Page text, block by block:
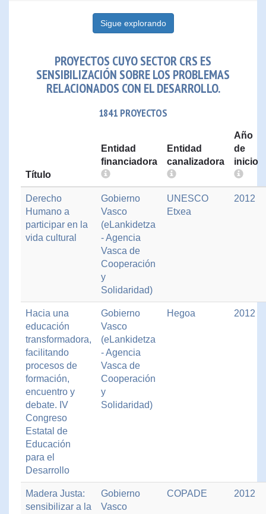
Sigue explorando
PROYECTOS CUYO SECTOR CRS ES
SENSIBILIZACIÓN SOBRE LOS PROBLEMAS
RELACIONADOS CON EL DESARROLLO.
1841 PROYECTOS
Título
Entidad
financiadora
Entidad
canalizadora
Año
de
inicio
Derecho
Humano a
participar en la
vida cultural
Gobierno
Vasco
(eLankidetza
- Agencia
Vasca de
Cooperación
y
Solidaridad)
UNESCO
Etxea
2012
Hacia una
educación
transformadora,
facilitando
procesos de
formación,
encuentro y
debate. IV
Congreso
Estatal de
Educación
para el
Desarrollo
Gobierno
Vasco
(eLankidetza
- Agencia
Vasca de
Cooperación
y
Solidaridad)
Hegoa 2012
Madera Justa:
sensibilizar a la
Gobierno
Vasco
COPADE 2012